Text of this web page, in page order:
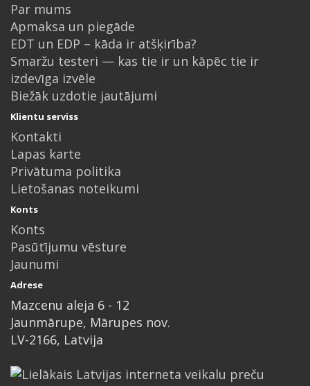
Par mums
Apmaksa un piegāde
EDT un EDP – kāda ir atšķirība?
Smaržu testeri — kas tie ir un kāpēc tie ir
izdevīga izvēle
Biežāk uzdotie jautājumi
Klientu serviss
Kontakti
Lapas karte
Privātuma politika
Lietošanas noteikumi
Konts
Konts
Pasūtījumu vēsture
Jaunumi
Adrese
Mazcenu aleja 6 - 12
Jaunmārupe, Mārupes nov.
LV-2166, Latvija